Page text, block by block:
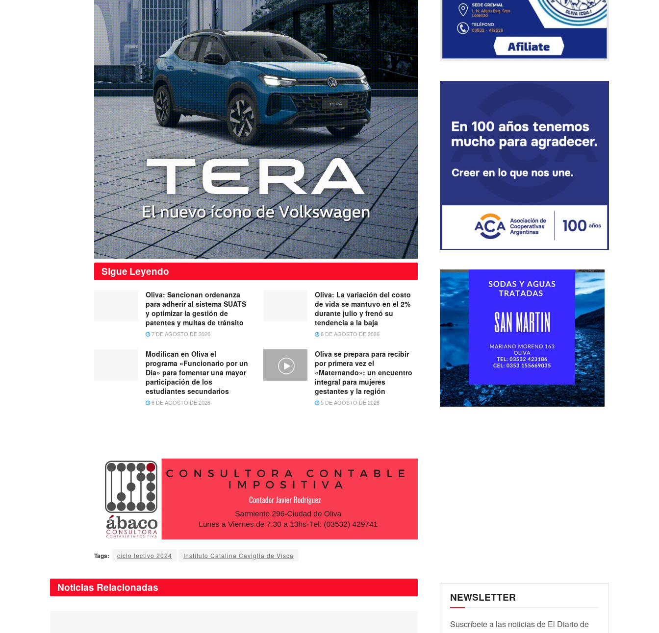
Sigue Leyendo
Oliva: Sancionan ordenanza
para adherir al sistema SUATS
y optimizar la gestión de
patentes y multas de tránsito
7 DE AGOSTO DE 2026
Oliva: La variación del costo
de vida se mantuvo en el 2%
durante julio y frenó su
tendencia a la baja
6 DE AGOSTO DE 2026
Modifican en Oliva el
programa «Funcionario por un
Día» para fomentar una mayor
participación de los
estudiantes secundarios
6 DE AGOSTO DE 2026
Oliva se prepara para recibir
por primera vez el
«Maternando»: un encuentro
integral para mujeres
gestantes y la región
5 DE AGOSTO DE 2026
Tags: ciclo lectivo 2024 Instituto Catalina Caviglia de Visca
Noticias Relacionadas
NEWSLETTER
Suscríbete a las noticias de El Diario de